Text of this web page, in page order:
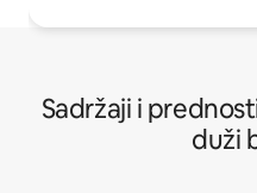
Sadržaji i
duži